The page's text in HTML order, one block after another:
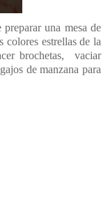
preparar una mesa de
colores estrellas de la
brochetas, vaciar
de manzana para